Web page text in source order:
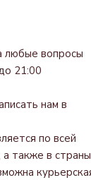
любые вопросы
21:00
нам в
по всей
а также в страны